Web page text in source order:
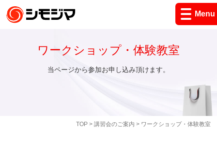
Menu
TOP> 講習会のご案内 > ワークショップ・体験教室
ワークショップ・体験教室
当ページから参加お申し込み頂けます。